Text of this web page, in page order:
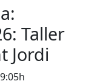
Taller
Jordi